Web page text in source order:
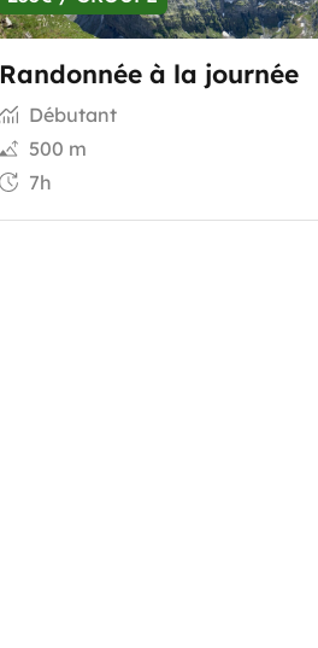
Randonnée à la journée
Débutant
500 m
7h